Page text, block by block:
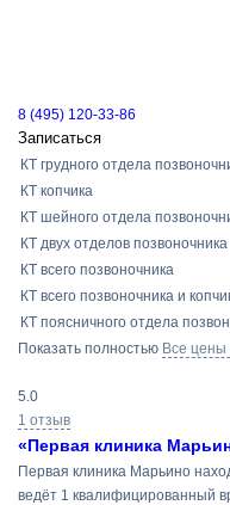
8 (495) 120-33-86
Записаться
КТ грудного отдела
КТ копчика
КТ шейного отдела
КТ двух отделов позвоночника
КТ всего позвоночника
КТ всего позвоночника и
КТ поясничного отдела
Показать полностью Все цены
5.0
1 отзыв
«Первая клиника
Первая клиника Марьино
ведёт 1 квалифицированный